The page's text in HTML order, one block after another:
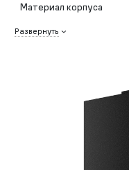
Материал корпуса
Развернуть